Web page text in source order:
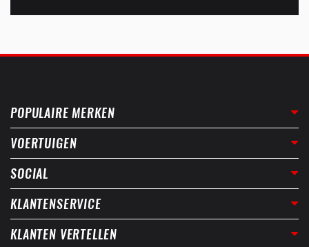
POPULAIRE MERKEN
VOERTUIGEN
SOCIAL
KLANTENSERVICE
KLANTEN VERTELLEN